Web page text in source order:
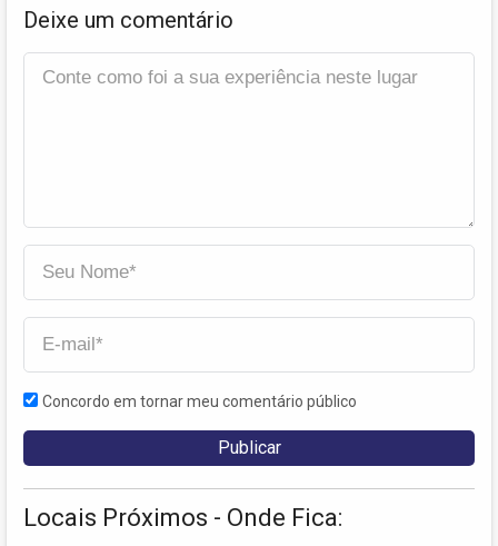
Deixe um comentário
Concordo em tornar meu comentário público
Locais Próximos - Onde Fica: